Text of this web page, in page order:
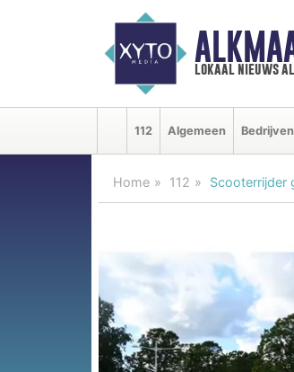
lokaal nieuws
112 Algemeen
Home 112 Scooterrijder